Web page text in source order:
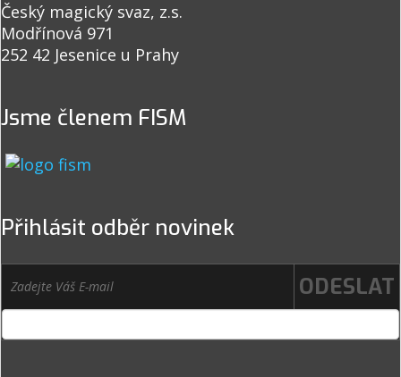
Český magický svaz, z.s.
Modřínová 971
252 42 Jesenice u Prahy
Jsme členem FISM
Přihlásit odběr novinek